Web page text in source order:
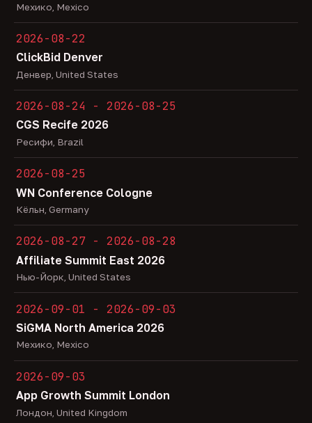
Мехико, Mexico
2026-08-22
ClickBid Denver
Денвер, United States
2026-08-24 - 2026-08-25
CGS Recife 2026
Ресифи, Brazil
2026-08-25
WN Conference Cologne
Кёльн, Germany
2026-08-27 - 2026-08-28
Affiliate Summit East 2026
Нью-Йорк, United States
2026-09-01 - 2026-09-03
SiGMA North America 2026
Мехико, Mexico
2026-09-03
App Growth Summit London
Лондон, United Kingdom